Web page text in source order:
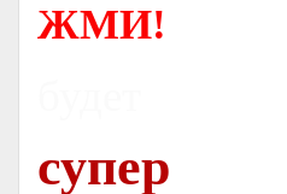
ЖМИ!
супер